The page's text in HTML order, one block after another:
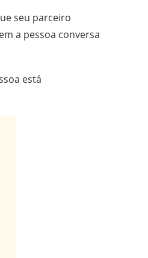
seu parceiro
a pessoa conversa
está